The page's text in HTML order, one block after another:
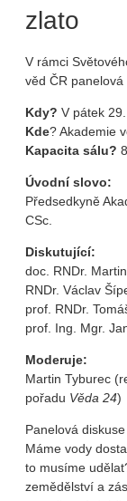
zlato
V rámci
věd ČR panelová
Kdy? V pátek
Kde? Akademie
Kapacita sálu?
Úvodní slovo:
Předsedkyně
CSc.
Diskutující:
doc. RNDr.
RNDr. Václav
prof. RNDr.
prof. Ing. Mgr.
Moderuje:
Martin Tyburec
pořadu Věda 24)
Panelová
Máme vody
to musíme
zemědělství a